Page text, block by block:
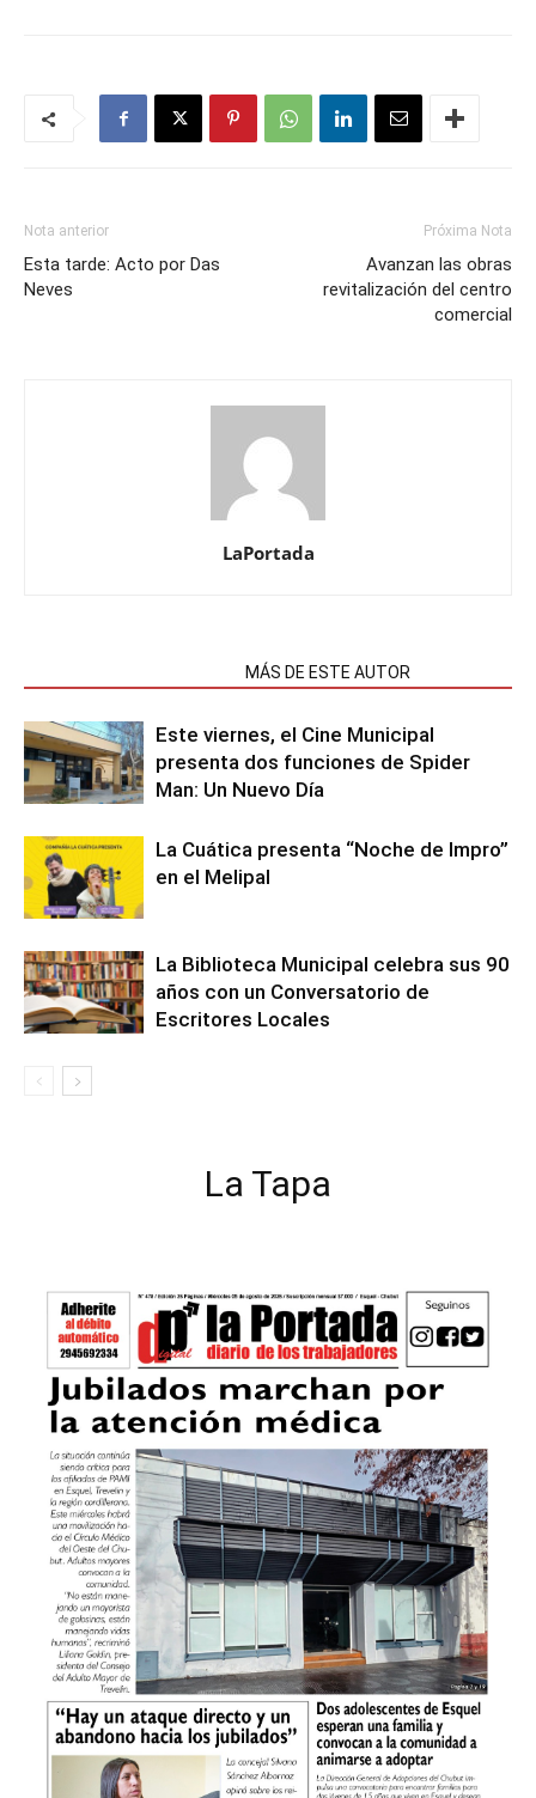
Nota anterior
Esta tarde: Acto por Das
Neves
Próxima Nota
Avanzan las obras
revitalización del centro
comercial
LaPortada
MÁS DE ESTE AUTOR
Este viernes, el Cine Municipal
presenta dos funciones de Spider
Man: Un Nuevo Día
La Cuática presenta “Noche de Impro”
en el Melipal
La Biblioteca Municipal celebra sus 90
años con un Conversatorio de
Escritores Locales
La Tapa